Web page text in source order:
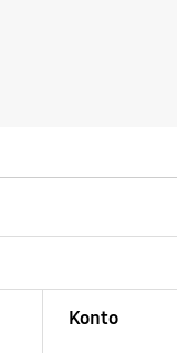
Konto